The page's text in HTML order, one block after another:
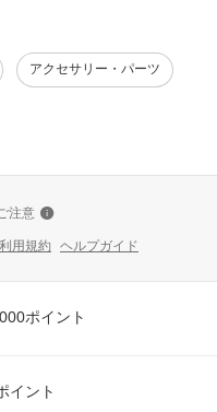
アクセサリー・パーツ
注意
利用規約 ヘルプガイド
ポイント
イント